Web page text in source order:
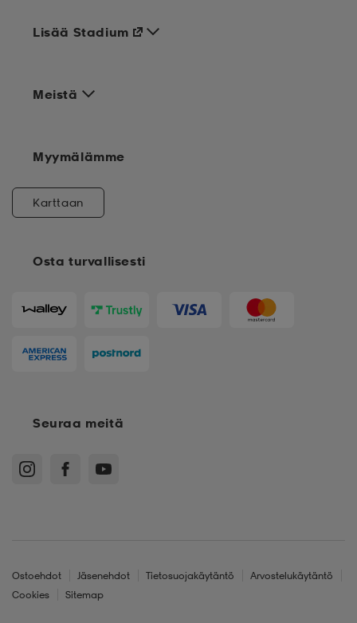
Meistä
Osta turvallisesti
Lisää Stadium
Myymälämme
Karttaan
Seuraa meitä
Ostoehdot Jäsenehdot Tietosuojakäytäntö
Arvostelukäytäntö
Cookies
Sitemap